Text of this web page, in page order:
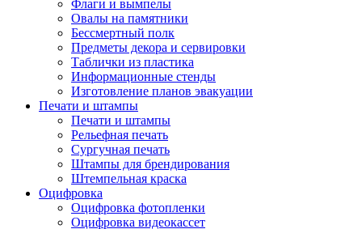
Флаги и вымпелы
Овалы на памятники
Бессмертный полк
Предметы декора и сервировки
Таблички из пластика
Информационные стенды
Изготовление планов эвакуации
Печати и штампы
Печати и штампы
Рельефная печать
Сургучная печать
Штампы для брендирования
Штемпельная краска
Оцифровка
Оцифровка фотопленки
Оцифровка видеокассет